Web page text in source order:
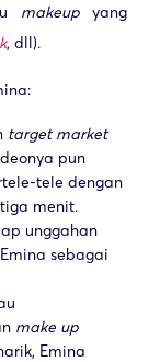
makeupyang
, dll).
target market
pun
tele dengan
menit.
unggahan
sebagai
make up
Emina